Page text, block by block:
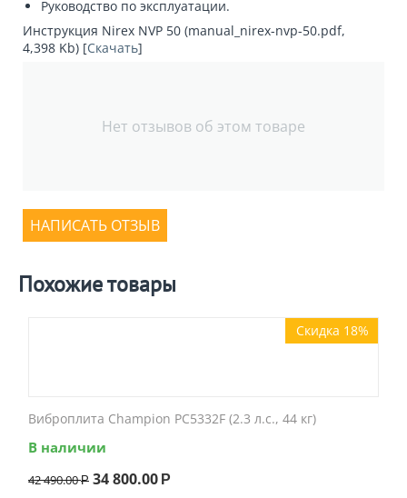
Руководство по эксплуатации.
Инструкция Nirex NVP 50 (manual_nirex-nvp-50.pdf,
4,398 Kb) [Скачать]
Нет отзывов об этом товаре
НАПИСАТЬ ОТЗЫВ
Похожие товары
Скидка 18%
Виброплита Champion PC5332F (2.3 л.с., 44 кг)
В наличии
42 490.00 Р 34 800.00 Р